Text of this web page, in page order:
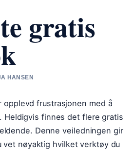
gratis
HANSEN
frustrasjonen med å
finnes det flere gratis
Denne veiledningen gir
vet nøyaktig hvilket verktøy du